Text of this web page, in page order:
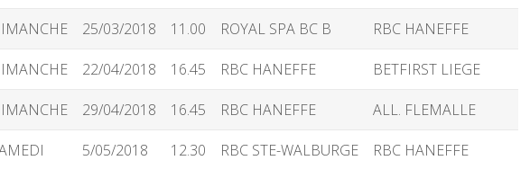
25/03/2018 11.00 ROYAL SPA BC B RBC HANEFFE
22/04/2018 16.45 RBC HANEFFE BETFIRST LIEGE
29/04/2018 16.45 RBC HANEFFE ALL. FLEMALLE
5/05/2018 12.30 RBC STE-WALBURGE RBC HANEFFE